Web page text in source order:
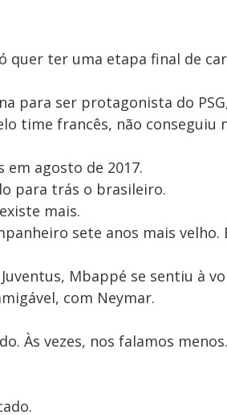
quer ter uma etapa final de
para ser protagonista do
time francês, não conseguiu
em agosto de 2017.
para trás o brasileiro.
mais.
sete anos mais velho.
Mbappé se sentiu à
com Neymar.
Às vezes, nos falamos menos.